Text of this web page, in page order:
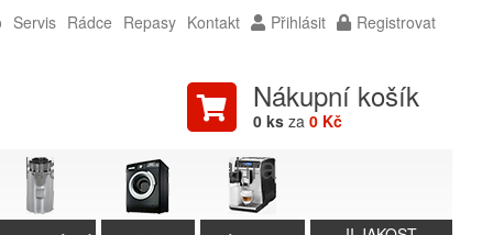
Servis Rádce Repasy Kontakt Přihlásit Registrovat
Nákupní košík
0 ks za 0 Kč